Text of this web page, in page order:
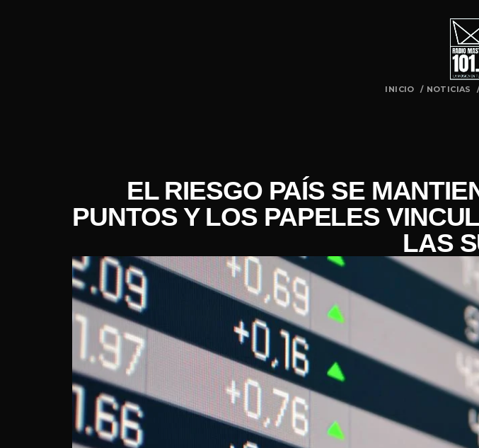
INICIO / NOTICIAS
EL RIESGO PAÍS SE
PUNTOS Y LOS PAPELES
LAS